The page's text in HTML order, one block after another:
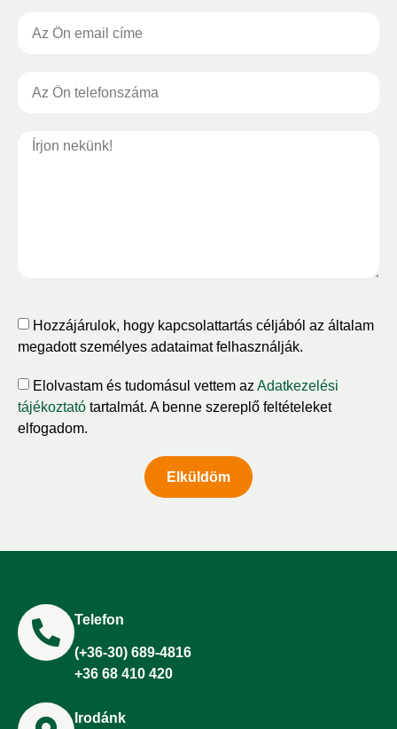
Hozzájárulok, hogy kapcsolattartás céljából az általam
megadott személyes adataimat felhasználják.
Elolvastam és tudomásul vettem az Adatkezelési
tájékoztató tartalmát. A benne szereplő feltételeket
elfogadom.
Elküldöm
Telefon
(+36-30) 689-4816
+36 68 410 420
Irodánk